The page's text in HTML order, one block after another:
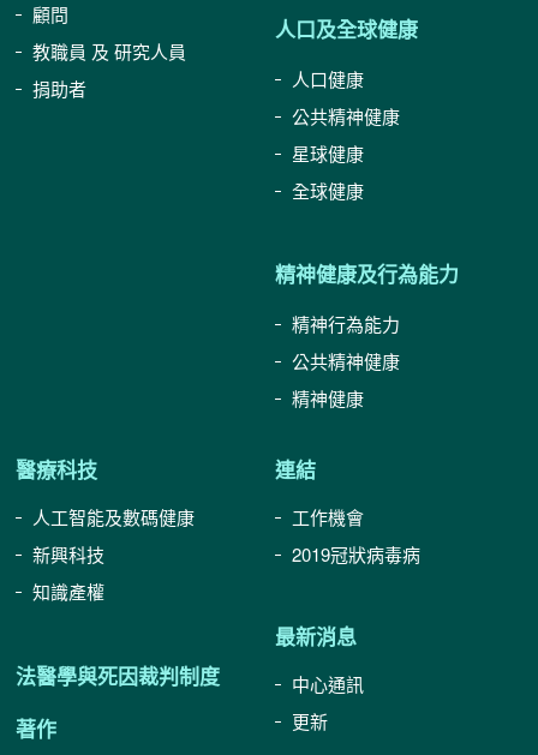
顧問
教職員 及 研究人員
捐助者
人口及全球健康
人口健康
公共精神健康
星球健康
全球健康
精神健康及行為能力
精神行為能力
公共精神健康
精神健康
醫療科技
人工智能及數碼健康
新興科技
知識產權
法醫學與死因裁判制度
著作
連結
工作機會
2019冠狀病毒病
最新消息
中心通訊
更新